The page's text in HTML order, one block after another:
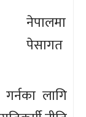
नेपालमा
पेसागत
लागि